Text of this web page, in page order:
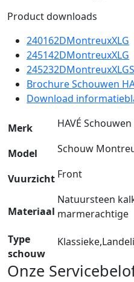
Product downloads
240162DMontreuxXLG
245142DMontreuxXLG
Brochure Schouwen
Download
Merk HAVÉ Schouwen
Model Schouw
Vuurzicht Front
Materiaal
Natuursteen
marmerachtige
Type
schouw
Onze